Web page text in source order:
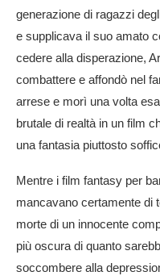
generazione di ragazzi
e supplicava il suo amato
cedere alla disperazione,
combattere e affondò nel
arrese e morì una volta
brutale di realtà in un film
una fantasia piuttosto
Mentre i film fantasy per
mancavano certamente di
morte di un innocente
più oscura di quanto
soccombere alla